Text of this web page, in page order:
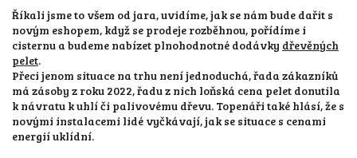
Říkali jsme to všem od jara, uvidíme, jak se nám bude dařit s
novým eshopem, když se prodeje rozběhnou, pořídíme i
cisternu a budeme nabízet plnohodnotné dodávky dřevěných
pelet.
Přeci jenom situace na trhu není jednoduchá, řada zákazníků
má zásoby z roku 2022, řadu z nich loňská cena pelet donutila
k návratu k uhlí či palivovému dřevu. Topenáři také hlásí, že s
novými instalacemi lidé vyčkávají, jak se situace s cenami
energií uklídní.